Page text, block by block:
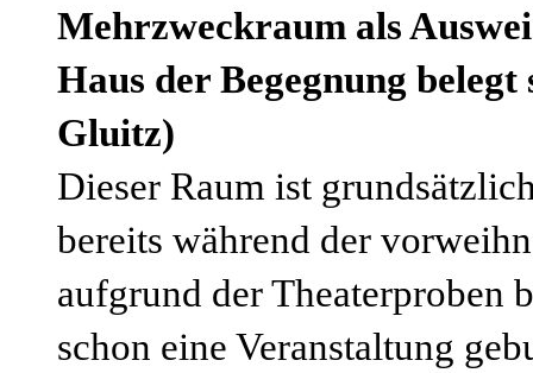
Mehrzweckraum als
Haus der Begegnung
Gluitz)
Dieser Raum ist
bereits während der
aufgrund der Theaterproben
schon eine Veranstaltung